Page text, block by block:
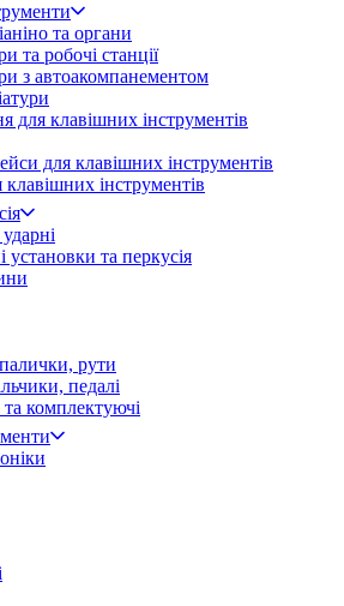
та органи
та робочі станції
з автоакомпанементом
для клавішних інструментів
для клавішних інструментів
інструментів
установки та перкусія
рути
педалі
комплектуючі